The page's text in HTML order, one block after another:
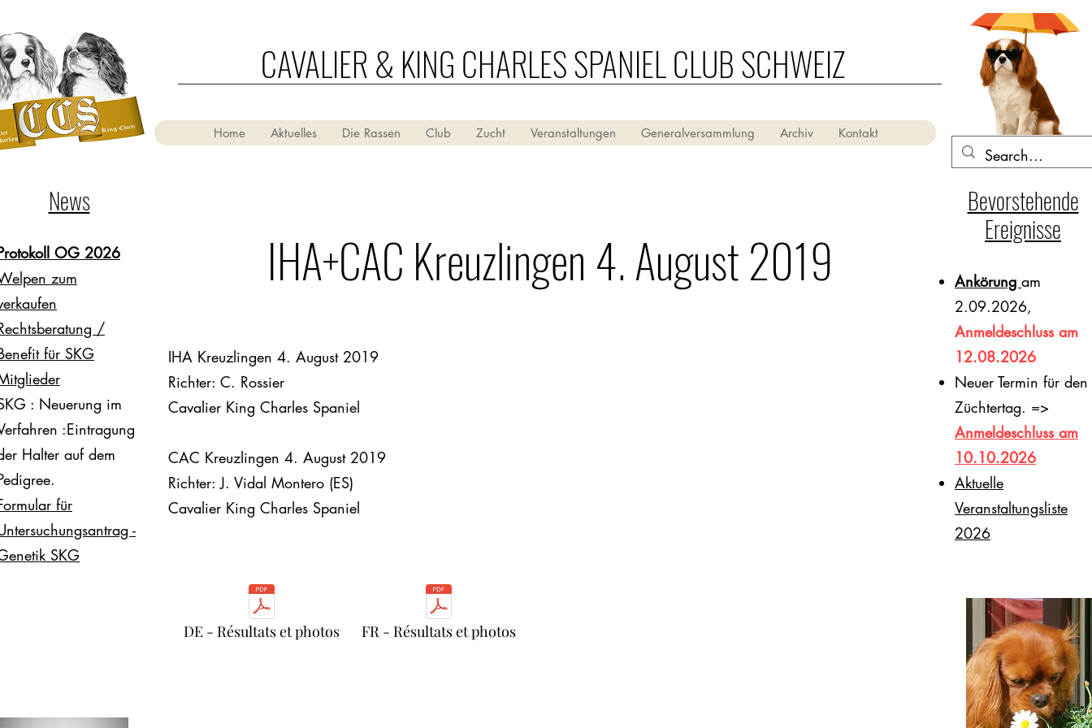
CAVALIER & KING CHARLES SPANIEL CLUB SCHWEIZ
Home Aktuelles Die Rassen Club Zucht Veranstaltungen Generalversammlung Archiv Kontakt
IHA+CAC Kreuzlingen 4. August 2019
IHA Kreuzlingen 4. August 2019
Richter: C. Rossier
Cavalier King Charles Spaniel
CAC Kreuzlingen 4. August 2019
Richter: J. Vidal Montero (ES)
Cavalier King Charles Spaniel
DE - Résultats et photos FR - Résultats et photos
Bevorstehende
Ereignisse
Ankörung am
2.09.2026,
Anmeldeschluss am
12.08.2026
Neuer Termin für den
Züchtertag. =>
Anmeldeschluss am
10.10.2026
​Aktuelle
Veranstaltungsliste
2026
News
OG 2026
zum
/
für SKG
: Neuerung im
:Eintragung
Halter auf dem
für
-
SKG